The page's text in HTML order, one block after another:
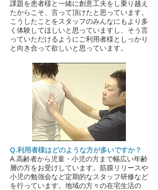
課題を患者様と一緒に創意工夫をし乗り越え
たからこそ、言って頂けたと思っています。
こうしたことをスタッフのみんなにもより多
く体験してほしいと思っていますし、そう言
っていただけるようにご利用者様としっかり
と向き合って欲しいと思っています。
Q.利用者様はどのような方が多いですか？
A.高齢者から児童・小児の方まで幅広い年齢
層の方をお受けしています。筋膜リリースや
小児の勉強会など定期的なスタッフ研修など
を行っています。地域の方々の在宅生活の